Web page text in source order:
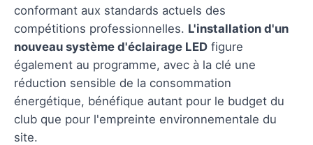
conformant aux standards actuels des
compétitions professionnelles. L'installation d'un
nouveau système d'éclairage LED figure
également au programme, avec à la clé une
réduction sensible de la consommation
énergétique, bénéfique autant pour le budget du
club que pour l'empreinte environnementale du
site.